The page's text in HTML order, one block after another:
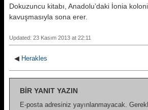
Dokuzuncu kitabı, Anadolu’daki İonia
kavuşmasıyla sona erer.
Updated: 23 Kasım 2013 at 22:11
◀ Herakles
BIR YANIT YAZIN
E-posta adresiniz yayınlanmayacak.